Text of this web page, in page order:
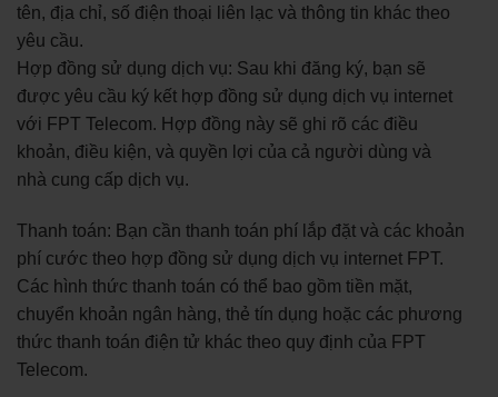
tên, địa chỉ, số điện thoại liên lạc và thông tin khác theo
yêu cầu.
Hợp đồng sử dụng dịch vụ: Sau khi đăng ký, bạn sẽ
được yêu cầu ký kết hợp đồng sử dụng dịch vụ internet
với FPT Telecom. Hợp đồng này sẽ ghi rõ các điều
khoản, điều kiện, và quyền lợi của cả người dùng và
nhà cung cấp dịch vụ.
Thanh toán: Bạn cần thanh toán phí lắp đặt và các khoản
phí cước theo hợp đồng sử dụng dịch vụ internet FPT.
Các hình thức thanh toán có thể bao gồm tiền mặt,
chuyển khoản ngân hàng, thẻ tín dụng hoặc các phương
thức thanh toán điện tử khác theo quy định của FPT
Telecom.